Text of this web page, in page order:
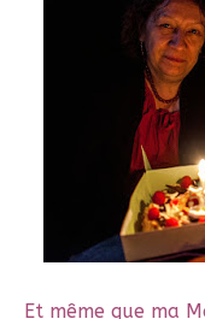
Et même que ma